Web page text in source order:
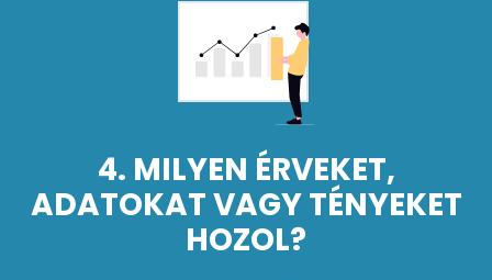
4. MILYEN ÉRVEKET,
ADATOKAT VAGY TÉNYEKET
HOZOL?